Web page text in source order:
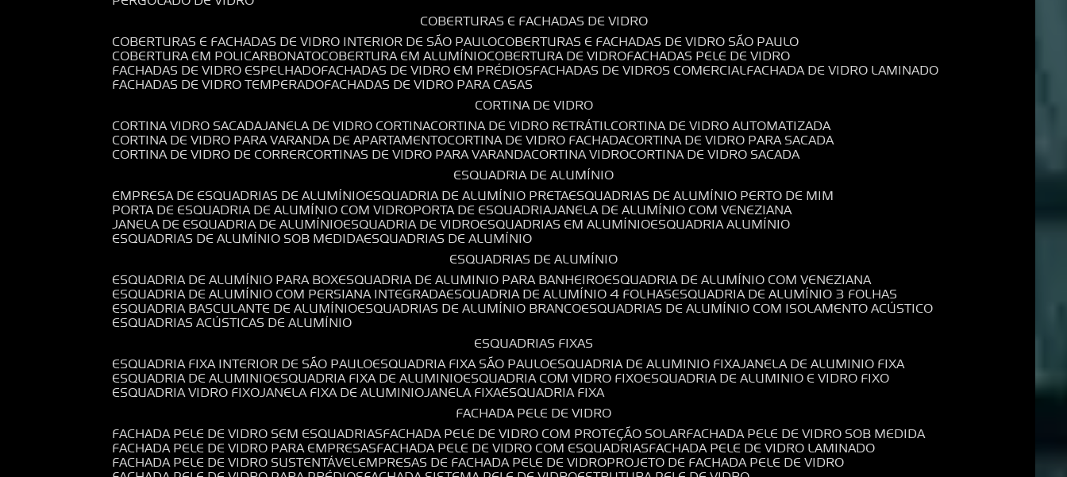
COBERTURAS E FACHADAS DE VIDRO
COBERTURAS E FACHADAS DE VIDRO INTERIOR DE SÃO PAULO COBERTURAS E FACHADAS DE VIDRO SÃO PAULO
COBERTURA EM POLICARBONATO COBERTURA EM ALUMÍNIO COBERTURA DE VIDRO FACHADAS PELE DE VIDRO
FACHADAS DE VIDRO ESPELHADO FACHADAS DE VIDRO EM PRÉDIOS FACHADAS DE VIDROS COMERCIAL FACHADA DE VIDRO LAMINADO
FACHADAS DE VIDRO TEMPERADO FACHADAS DE VIDRO PARA CASAS
CORTINA DE VIDRO
CORTINA VIDRO SACADA JANELA DE VIDRO CORTINA CORTINA DE VIDRO RETRÁTIL CORTINA DE VIDRO AUTOMATIZADA
CORTINA DE VIDRO PARA VARANDA DE APARTAMENTO CORTINA DE VIDRO FACHADA CORTINA DE VIDRO PARA SACADA
CORTINA DE VIDRO DE CORRER CORTINAS DE VIDRO PARA VARANDA CORTINA VIDRO CORTINA DE VIDRO SACADA
ESQUADRIA DE ALUMÍNIO
EMPRESA DE ESQUADRIAS DE ALUMÍNIO ESQUADRIA DE ALUMÍNIO PRETA ESQUADRIAS DE ALUMÍNIO PERTO DE MIM
PORTA DE ESQUADRIA DE ALUMÍNIO COM VIDRO PORTA DE ESQUADRIA JANELA DE ALUMÍNIO COM VENEZIANA
JANELA DE ESQUADRIA DE ALUMÍNIO ESQUADRIA DE VIDRO ESQUADRIAS EM ALUMÍNIO ESQUADRIA ALUMÍNIO
ESQUADRIAS DE ALUMÍNIO SOB MEDIDA ESQUADRIAS DE ALUMÍNIO
ESQUADRIAS DE ALUMÍNIO
ESQUADRIA DE ALUMÍNIO PARA BOX ESQUADRIA DE ALUMINIO PARA BANHEIRO ESQUADRIA DE ALUMÍNIO COM VENEZIANA
ESQUADRIA DE ALUMÍNIO COM PERSIANA INTEGRADA ESQUADRIA DE ALUMÍNIO 4 FOLHAS ESQUADRIA DE ALUMÍNIO 3 FOLHAS
ESQUADRIA BASCULANTE DE ALUMÍNIO ESQUADRIAS DE ALUMÍNIO BRANCO ESQUADRIAS DE ALUMÍNIO COM ISOLAMENTO ACÚSTICO
ESQUADRIAS ACÚSTICAS DE ALUMÍNIO
ESQUADRIAS FIXAS
ESQUADRIA FIXA INTERIOR DE SÃO PAULO ESQUADRIA FIXA SÃO PAULO ESQUADRIA DE ALUMINIO FIXA JANELA DE ALUMINIO FIXA
ESQUADRIA DE ALUMINIO ESQUADRIA FIXA DE ALUMINIO ESQUADRIA COM VIDRO FIXO ESQUADRIA DE ALUMINIO E VIDRO FIXO
ESQUADRIA VIDRO FIXO JANELA FIXA DE ALUMINIO JANELA FIXA ESQUADRIA FIXA
FACHADA PELE DE VIDRO
FACHADA PELE DE VIDRO SEM ESQUADRIAS FACHADA PELE DE VIDRO COM PROTEÇÃO SOLAR FACHADA PELE DE VIDRO SOB MEDIDA
FACHADA PELE DE VIDRO PARA EMPRESAS FACHADA PELE DE VIDRO COM ESQUADRIAS FACHADA PELE DE VIDRO LAMINADO
FACHADA PELE DE VIDRO SUSTENTÁVEL EMPRESAS DE FACHADA PELE DE VIDRO PROJETO DE FACHADA PELE DE VIDRO